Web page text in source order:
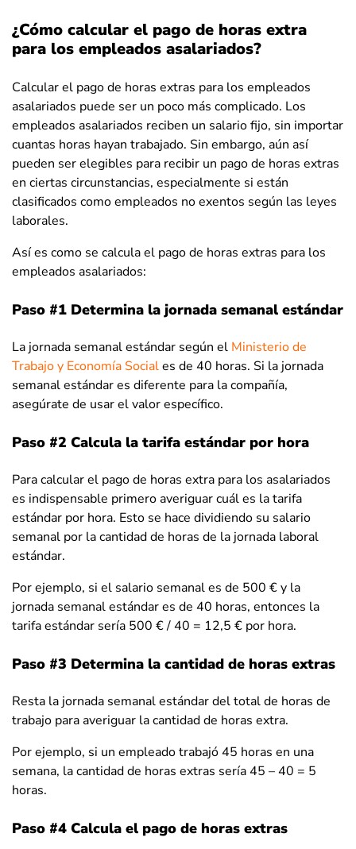
¿Cómo calcular el pago de horas extra
para los empleados asalariados?
Calcular el pago de horas extras para los empleados
asalariados puede ser un poco más complicado. Los
empleados asalariados reciben un salario fijo, sin importar
cuantas horas hayan trabajado. Sin embargo, aún así
pueden ser elegibles para recibir un pago de horas extras
en ciertas circunstancias, especialmente si están
clasificados como empleados no exentos según las leyes
laborales.
Así es como se calcula el pago de horas extras para los
empleados asalariados:
Paso #1 Determina la jornada semanal estándar
La jornada semanal estándar según el Ministerio de
Trabajo y Economía Sociales de 40 horas. Si la jornada
semanal estándar es diferente para la compañía,
asegúrate de usar el valor específico.
Paso #2 Calcula la tarifa estándar por hora
Para calcular el pago de horas extra para los asalariados
es indispensable primero averiguar cuál es la tarifa
estándar por hora. Esto se hace dividiendo su salario
semanal por la cantidad de horas de la jornada laboral
estándar.
Por ejemplo, si el salario semanal es de 500 € y la
jornada semanal estándar es de 40 horas, entonces la
tarifa estándar sería 500 € / 40 = 12,5 € por hora.
Paso #3 Determina la cantidad de horas extras
Resta la jornada semanal estándar del total de horas de
trabajo para averiguar la cantidad de horas extra.
Por ejemplo, si un empleado trabajó 45 horas en una
semana, la cantidad de horas extras sería45 – 40 = 5
horas.
Paso #4 Calcula el pago de horas extras